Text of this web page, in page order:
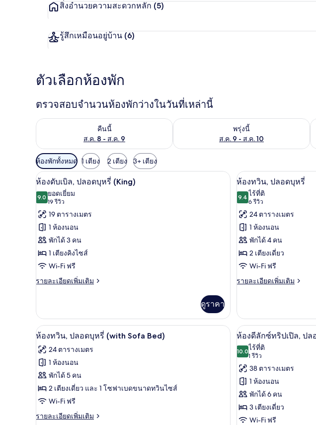
สิ่งอำนวยความสะดวกหลัก (5)
รู้สึกเหมือนอยู่บ้าน (6)
ตัวเลือกห้องพัก
ตรวจสอบจำนวนห้องพักว่างในวันที่เหล่านี้
คืนนี้
ส.ค. 8 - ส.ค. 9
ตรวจสอบจำนวนห้องพักว่างในคืนนี้ ส.ค. 8 - ส.ค. 9
พรุ่งนี้
ส.ค. 9 - ส.ค. 10
ตรวจสอบจำนวนห้องพักว่างในพรุ่งนี้ ส.ค. ต
ตัว
กรอง
ที่
มี
ให้
สำหรับ
ห้อง
พัก
ห้องพักทั้งหมด 1 เตียง 2 เตียง 3+ เตียง
เปิด
ภาพถ่าย
ทั้งหมด
ของ
ห้อง
ดับเบิล,
ปลอด
บุหรี่
เครื่องนอนระดับพรีเมียม, Wi-Fi ฟรี, ผ้าปูที่นอน
11
ห้องดับเบิล, ปลอดบุหรี่ (King)
9.09.0 จาก 10
ยอดเยี่ยม
19 รีวิว
(19
รีวิว)
19 ตารางเมตร
1 ห้องนอน
พักได้ 3 คน
1 เตียงคิงไซส์
Wi-Fi ฟรี
รายละเอียดเพิ่มเติม
ราย
เกี่ยว
กับ
ห้อง
ปลอด
บุหรี่
(King)
ดูราคา
เปิด
ภาพถ่าย
ทั้งหมด
ของ
ห้อง
ทวิน,
ปลอด
บุหรี่
12
ห้องทวิน, ปลอดบุหรี่
9.49.4 จาก 10
ไร้ที่ติ
6 รีวิว
(6
รีวิว)
24 ตารางเมตร
1 ห้องนอน
พักได้ 4 คน
2 เตียงเดี่ยว
Wi-Fi ฟรี
รายละเอียดเพิ่มเติม
ราย
เกี่ยว
กับ
ห้อง
น,
ปลอด
บุหรี่
เปิด
ภาพถ่าย
ทั้งหมด
ของ
ห้อง
ทวิน,
ปลอด
เครื่องนอนระดับพรีเมียม, Wi-Fi ฟรี, ผ้าปูที่นอน
12
ห้องทวิน, ปลอดบุหรี่ (with Sofa Bed)
24 ตารางเมตร
1 ห้องนอน
พักได้ 5 คน
2 เตียงเดี่ยว และ 1 โซฟาเบดขนาดทวินไซส์
Wi-Fi ฟรี
รายละเอียดเพิ่มเติม
ราย
เปิด
ภาพถ่าย
ทั้งหมด
ของ
ห้อง
ดี
ลัก
10
ห้องดีลักซ์ทริปเปิล, ปล
10.010.0 จาก 10
ไร้ที่ติ
1 รีวิว
(1
รีวิว)
38 ตารางเมตร
1 ห้องนอน
พักได้ 6 คน
3 เตียงเดี่ยว
Wi-Fi ฟรี